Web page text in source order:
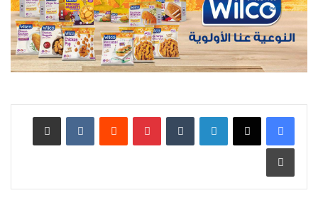
لينكدإن بينتيريست
مشاركة عبر البريد
طباعة